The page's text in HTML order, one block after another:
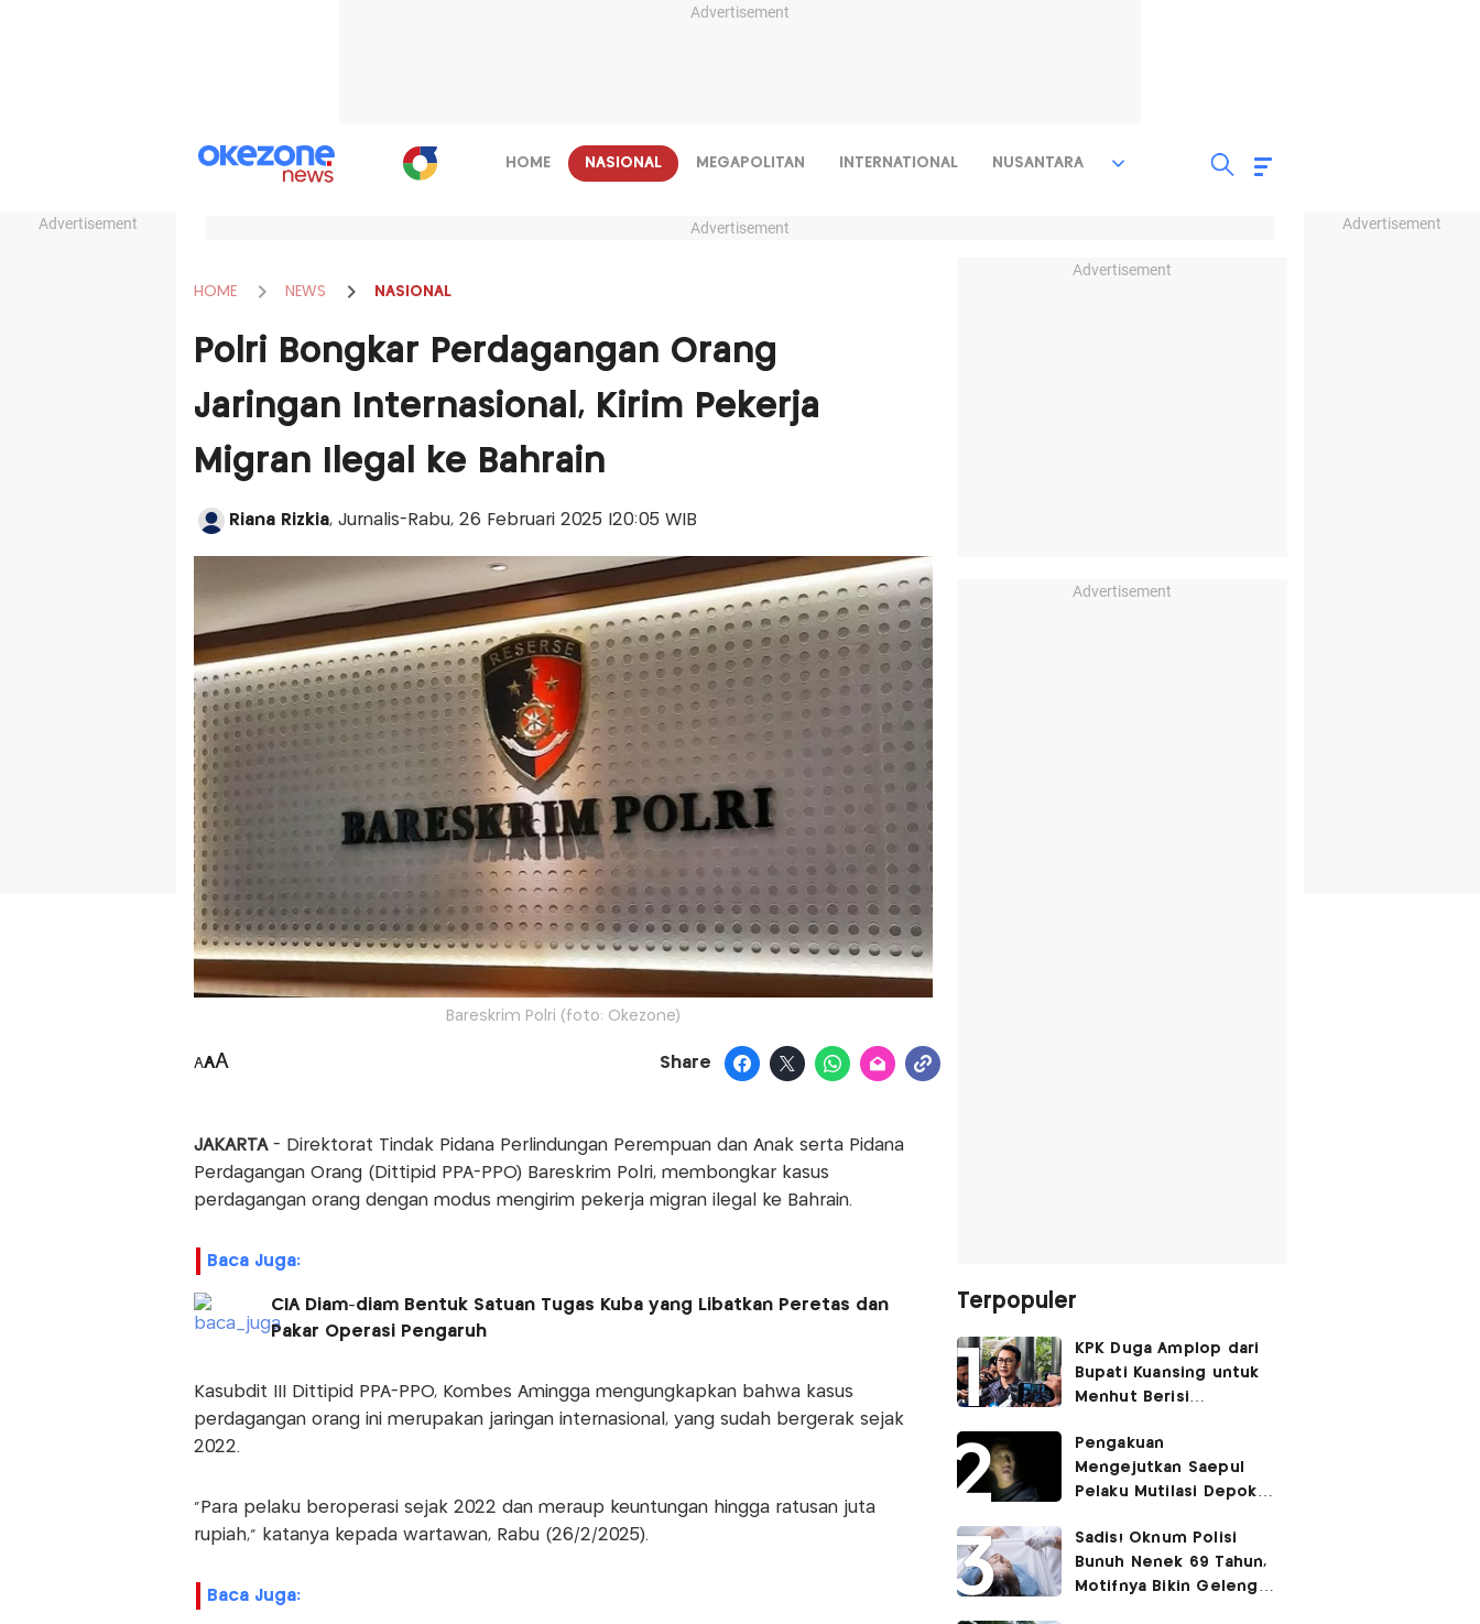
Advertisement
Advertisement Advertisement
HOME NASIONAL MEGAPOLITAN INTERNATIONAL NUSANTARA
Advertisement
HOME NEWS NASIONAL
Polri Bongkar Perdagangan Orang
Jaringan Internasional, Kirim Pekerja
Migran Ilegal ke Bahrain
Riana Rizkia, Jurnalis-Rabu, 26 Februari 2025 |20:05 WIB
Bareskrim Polri (foto: Okezone)
AAA Share
JAKARTA - Direktorat Tindak Pidana Perlindungan Perempuan dan Anak serta Pidana
Perdagangan Orang (Dittipid PPA-PPO) Bareskrim Polri, membongkar kasus
perdagangan orang dengan modus mengirim pekerja migran ilegal ke Bahrain.
Baca Juga:
CIA Diam-diam Bentuk Satuan Tugas Kuba yang Libatkan Peretas dan
Pakar Operasi Pengaruh
Kasubdit III Dittipid PPA-PPO, Kombes Amingga mengungkapkan bahwa kasus
perdagangan orang ini merupakan jaringan internasional, yang sudah bergerak sejak
2022.
"Para pelaku beroperasi sejak 2022 dan meraup keuntungan hingga ratusan juta
rupiah," katanya kepada wartawan, Rabu (26/2/2025).
Baca Juga:
Advertisement
Advertisement
Terpopuler
KPK Duga Amplop dari
Bupati Kuansing untuk
Menhut Berisi
Pengembaliannya
Belum Utuh
Pengakuan
Mengejutkan Saepul
Pelaku Mutilasi Depok:
Korban di Kontrakan
Sadis! Oknum Polisi
Bunuh Nenek 69 Tahun,
Motifnya Bikin Geleng